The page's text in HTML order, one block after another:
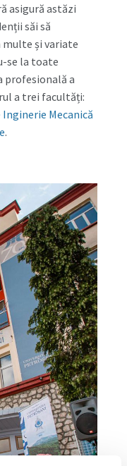
asigură astăzi
săi să
multe și variate
se la toate
profesională a
a trei facultăți:
Mecanică
.